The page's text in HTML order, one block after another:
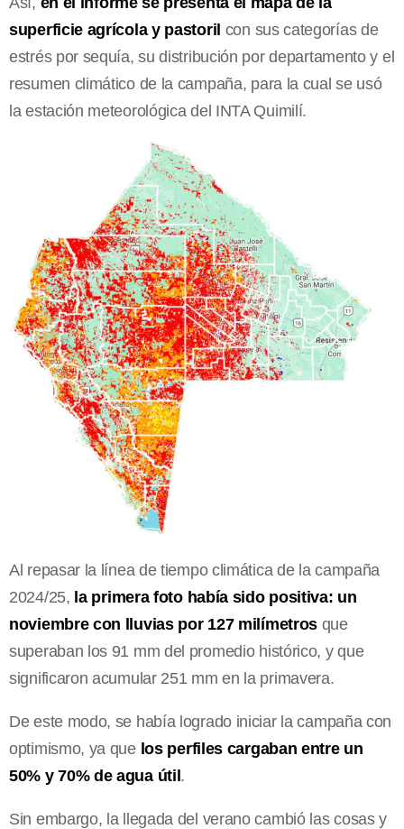
superficie agrícola y pastoril con sus categorías de
estrés por sequía, su distribución por departamento y el
resumen climático de la campaña, para la cual se usó
la estación meteorológica del INTA Quimilí.
Al repasar la línea de tiempo climática de la campaña
2024/25, la primera foto había sido positiva: un
noviembre con lluvias por 127 milímetros que
superaban los 91 mm del promedio histórico, y que
significaron acumular 251 mm en la primavera.
De este modo, se había logrado iniciar la campaña con
optimismo, ya que los perfiles cargaban entre un
50% y 70% de agua útil.
Sin embargo, la llegada del verano cambió las cosas y